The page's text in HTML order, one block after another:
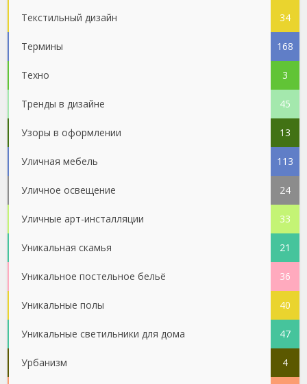
Текстильный дизайн 34
Термины 168
Техно 3
Тренды в дизайне 45
Узоры в оформлении 13
Уличная мебель 113
Уличное освещение 24
Уличные арт-инсталляции 33
Уникальная скамья 21
Уникальное постельное бельё 36
Уникальные полы 40
Уникальные светильники для дома 47
Урбанизм 4